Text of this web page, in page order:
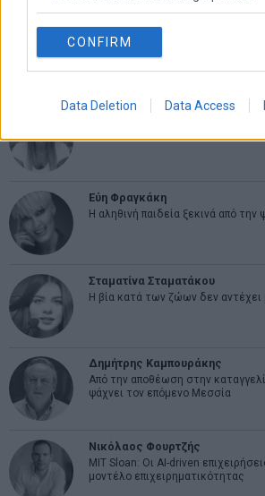
CONFIRM
Data Deletion Data Access
άρθρων
Previous
Νευρικό ξεκίνημα στο ΧΑ εν
αναμονή του Eurogroup
Ελευθερία Κούρταλη
Εύη Φραγκάκη
Η αληθινή παιδεία ξεκινά από την
Σταματίνα Σταματάκου
Η βία κατά των ζώων δεν αντέχει
Δημήτρης Καμπουράκης
Από την αποθέωση στην
ψάχνει τον επόμενο Μεσσία
Νικόλαος Φουρτζής
MIT Sloan: Οι AI-driven
μοντέλο επιχειρηματικότητας